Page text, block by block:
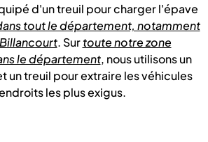
d'un treuil pour charger l'épave
tout le département, notamment
. Surtoute notre zone
le département, nous utilisons un
un treuil pour extraire les véhicules
les plus exigus.